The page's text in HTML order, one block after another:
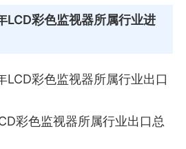
彩色监视器所属行业进
彩色监视器所属行业出口
彩色监视器所属行业出口总